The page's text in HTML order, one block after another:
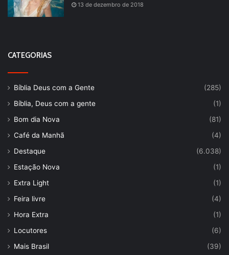
13 de dezembro de 2018
CATEGORIAS
Bíblia Deus com a Gente
(285)
Bíblia, Deus com a gente
(1)
Bom dia Nova
(81)
Café da Manhã
(4)
Destaque
(6.038)
Estação Nova
(1)
Extra Light
(1)
Feira livre
(4)
Hora Extra
(1)
Locutores
(6)
Mais Brasil
(39)